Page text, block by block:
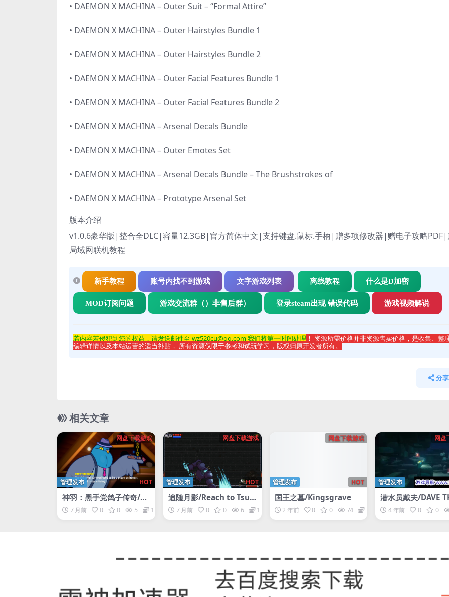
• DAEMON X MACHINA – Outer Suit – “Formal Attire”
• DAEMON X MACHINA – Outer Hairstyles Bundle 1
• DAEMON X MACHINA – Outer Hairstyles Bundle 2
• DAEMON X MACHINA – Outer Facial Features Bundle 1
• DAEMON X MACHINA – Outer Facial Features Bundle 2
• DAEMON X MACHINA – Arsenal Decals Bundle
• DAEMON X MACHINA – Outer Emotes Set
• DAEMON X MACHINA – Arsenal Decals Bundle – The Brushstrokes of
• DAEMON X MACHINA – Prototype Arsenal Set
版本介绍
v1.0.6豪华版|整合全DLC|容量12.3GB|官方简体中文|支持键盘.鼠标.手柄|赠多项修改器|赠电子攻略
局域网联机教程
新手教程 账号内找不到游戏 文字游戏列表 离线教程 什么是D加密
MOD订阅问题 游戏交流群（）非售后群） 登录steam出现 错误代码 游戏视频解说
若内容若侵犯到您的权益，请发送邮件至 wz520cu@qq.com 我们将第一时间处理 ！ 资源所需价格并非资源售卖价格，是收集、整理
编辑详情以及本站运营的适当补贴， 所有资源仅限于参考和试玩学习，版权归原开发者所有。
分享
相关文章
网盘下载游戏
HOT
管理发布
神羽：黑手党鸽子传奇/Th
e Godfeather : A Mafia
Pigeon Saga
7 月前 0 0 5 1
网盘下载游戏
HOT
管理发布
追随月影/Reach to Tsuk
uyomi
7 月前 0 0 6 1
网盘下载游戏
HOT
管理发布
国王之墓/Kingsgrave
2 年前 0 0 74 1
网盘
管理发布
潜水员戴夫/DAVE
VER4 年前 0 0